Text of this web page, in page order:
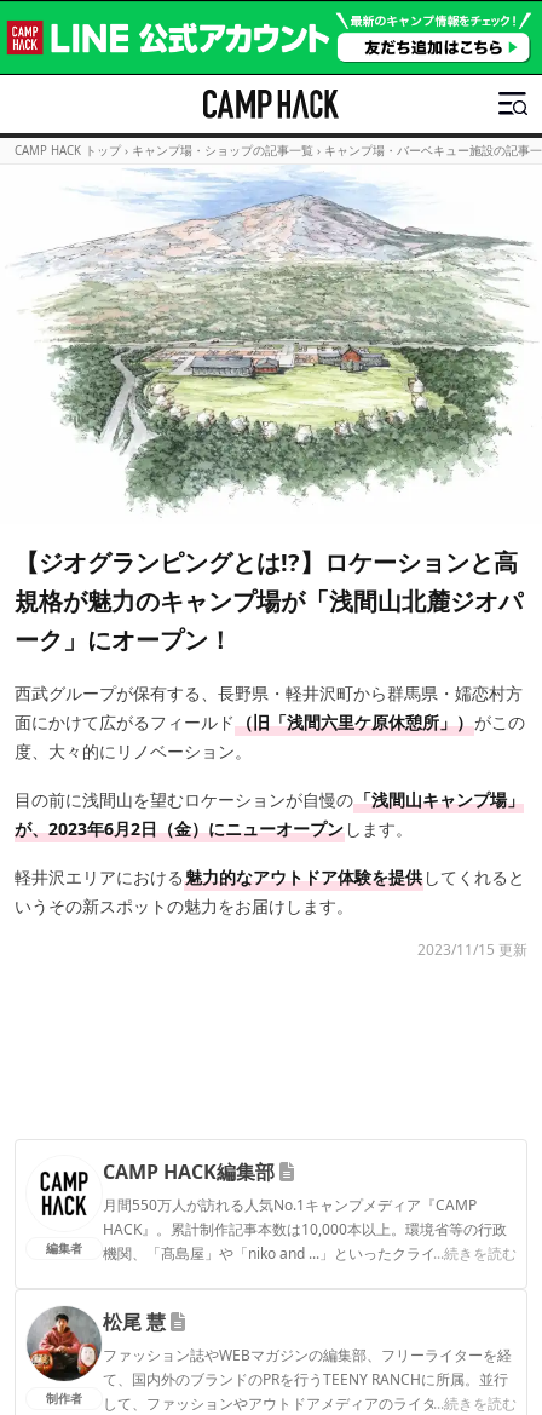
CAMP HACK トップ › キャンプ場・ショップの記事一覧 › キャンプ場・バーベキュー施設の記事
【ジオグランピングとは!?】ロケーションと高
規格が魅力のキャンプ場が「浅間山北麓ジオパ
ーク」にオープン！
西武グループが保有する、長野県・軽井沢町から群馬県・嬬恋村方
面にかけて広がるフィールド（旧「浅間六里ケ原休憩所」）がこの
度、大々的にリノベーション。
目の前に浅間山を望むロケーションが自慢の「浅間山キャンプ場」
が、2023年6月2日（金）にニューオープン します。
軽井沢エリアにおける魅力的なアウトドア体験を提供 してくれると
いうその新スポットの魅力をお届けします。
2023/11/15 更新
編集者
CAMP HACK編集部
月間550万人が訪れる人気No.1キャンプメディア『CAMP
HACK』。累計制作記事本数は10,000本以上。環境省等の行政
機関、「髙島屋」や「niko and ...」といったクライアントとの
...続きを読む
CAMP HACK編集部のプロフィール
制作者
松尾 慧
ファッション誌やWEBマガジンの編集部、フリーライターを経
て、国内外のブランドのPRを行うTEENY RANCHに所属。並行
して、ファッションやアウトドアメディアのライターとしても
...続きを読む